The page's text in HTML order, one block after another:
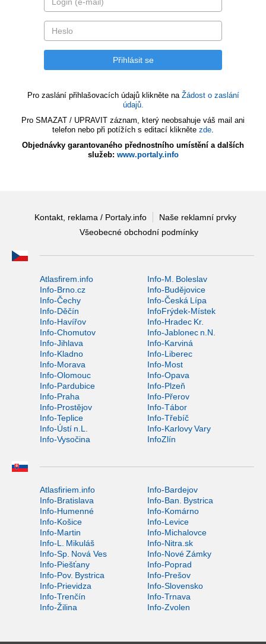
Pro zaslání přihlašovacích údajů klikněte na Žádost o zaslání
údajů.
Pro SMAZAT / UPRAVIT záznam, který neobsahuje váš mail ani
telefon nebo při potížích s editací klikněte zde.
Objednávky garantovaného přednostního umístění a dalších
služeb: www.portaly.info
Kontakt, reklama / Portaly.info
Naše reklamní prvky
Všeobecné obchodní podmínky
Atlasfirem.info
Info-M. Boleslav
Info-Brno.cz
Info-Budějovice
Info-Čechy
Info-Česká Lípa
Info-Děčín
InfoFrýdek-Místek
Info-Havířov
Info-Hradec Kr.
Info-Chomutov
Info-Jablonec n.N.
Info-Jihlava
Info-Karviná
Info-Kladno
Info-Liberec
Info-Morava
Info-Most
Info-Olomouc
Info-Opava
Info-Pardubice
Info-Plzeň
Info-Praha
Info-Přerov
Info-Prostějov
Info-Tábor
Info-Teplice
Info-Třebíč
Info-Ústí n.L.
Info-Karlovy Vary
Info-Vysočina
InfoZlín
Atlasfiriem.info
Info-Bardejov
Info-Bratislava
Info-Ban. Bystrica
Info-Humenné
Info-Komárno
Info-Košice
Info-Levice
Info-Martin
Info-Michalovce
Info-L. Mikuláš
Info-Nitra.sk
Info-Sp. Nová Ves
Info-Nové Zámky
Info-Piešťany
Info-Poprad
Info-Pov. Bystrica
Info-Prešov
Info-Prievidza
Info-Slovensko
Info-Trenčín
Info-Trnava
Info-Žilina
Info-Zvolen